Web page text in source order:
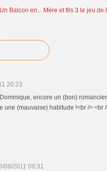
Balcon en... Mère et fils 3 le jeu de
20:23
encore un (bon)
une (mauvaise) habitude !<br /> <br
08/2011 09:31